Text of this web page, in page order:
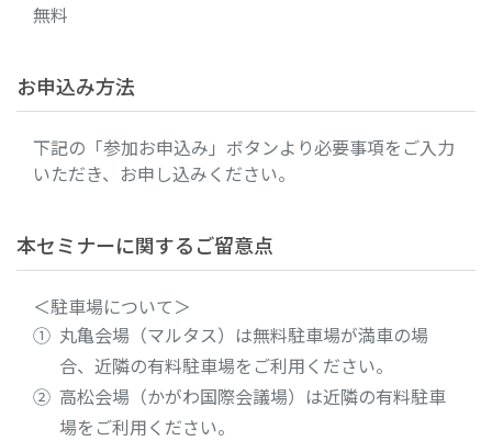
無料
お申込み方法
下記の「参加お申込み」ボタンより必要事項をご入力
いただき、お申し込みください。
本セミナーに関するご留意点
＜駐車場について＞
① 丸亀会場（マルタス）は無料駐車場が満車の場
合、近隣の有料駐車場をご利用ください。
② 高松会場（かがわ国際会議場）は近隣の有料駐車
場をご利用ください。